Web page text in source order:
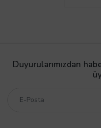
Duyurularımızdan